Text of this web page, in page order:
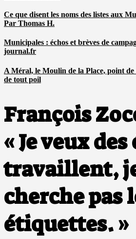
Ce que disent les noms des listes aux
Par Thomas H.
Municipales : échos et brèves de
journal.fr
A Méral, le Moulin de la Place, point
de tout poil
François
« Je veux
travaillent,
cherche pas
étiquettes. »